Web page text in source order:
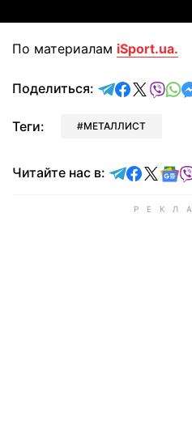
По материалам iSport.ua.
Поделиться: отправить в
Теги: МЕТАЛЛИСТ
Читайте нас в: Читайте в